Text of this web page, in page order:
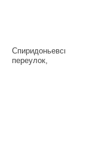
Спиридоньевский
переулок,